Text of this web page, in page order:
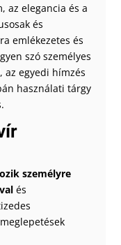
az elegancia és a
és
emlékezetes és
szó személyes
az egyedi hímzés
használati tárgy
személyre
és